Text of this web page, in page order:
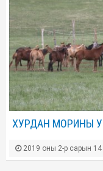
ХУРДАН МОРИНЫ
2019 оны 2-р сарын 14